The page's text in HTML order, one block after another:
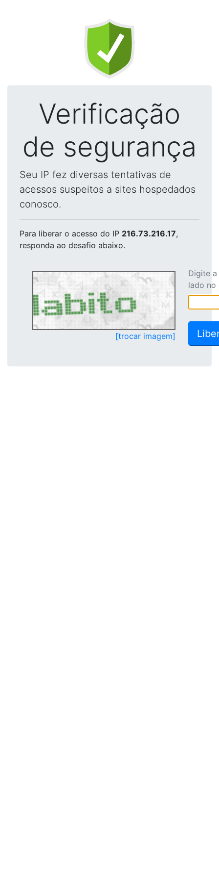
Verificação
de segurança
Seu IP fez diversas tentativas de
acessos suspeitos a sites hospedados
conosco.
Para liberar o acesso do IP 216.73.216.17,
responda ao desafio abaixo.
[trocar imagem]
Digite
lado no